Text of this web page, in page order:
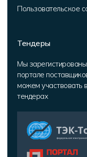
Пользовательское
Тендеры
Мы
портале
можем участвовать в
тендерах